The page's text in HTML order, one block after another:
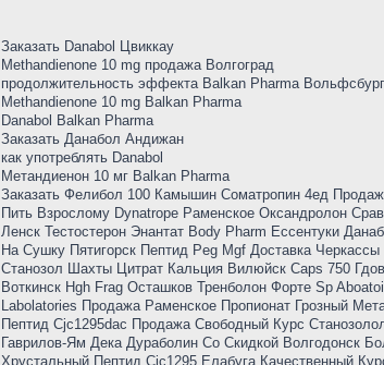
Заказать Danabol Цвиккау
Methandienone 10 mg продажа Волгоград
продолжительность эффекта Balkan Pharma Вольфсбург
Methandienone 10 mg Balkan Pharma
Danabol Balkan Pharma
Заказать Данабол Андижан
как употреблять Danabol
Метандиенон 10 мг Balkan Pharma
Заказать Фелибол 100 Камышин Cоматропин 4ед
Пить Взрослому Dynatrope Раменское Оксандролон
Ленск Тестостерон Энантат Body Pharm Ессентуки
На Сушку Пятигорск Пептид Peg Mgf Доставка
Станозол Шахты Цитрат Кальция Вилюйск Caps 750
Воткинск Hgh Frag Осташков Тренболон Форте Sp
Labolatories Продажа Раменское Пропионат Грозный
Пептид Cjc1295dac Продажа Свободный Курс
Гаврилов-Ям Дека Дураболин Со Скидкой Волгодонск
Хрустальный Пептид Cjc1295 Елабуга Качественный